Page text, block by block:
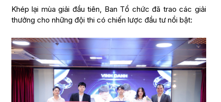
Khép lại mùa giải đầu tiên, Ban Tổ chức đã trao các giải
thưởng cho những đội thi có chiến lược đầu tư nổi bật: